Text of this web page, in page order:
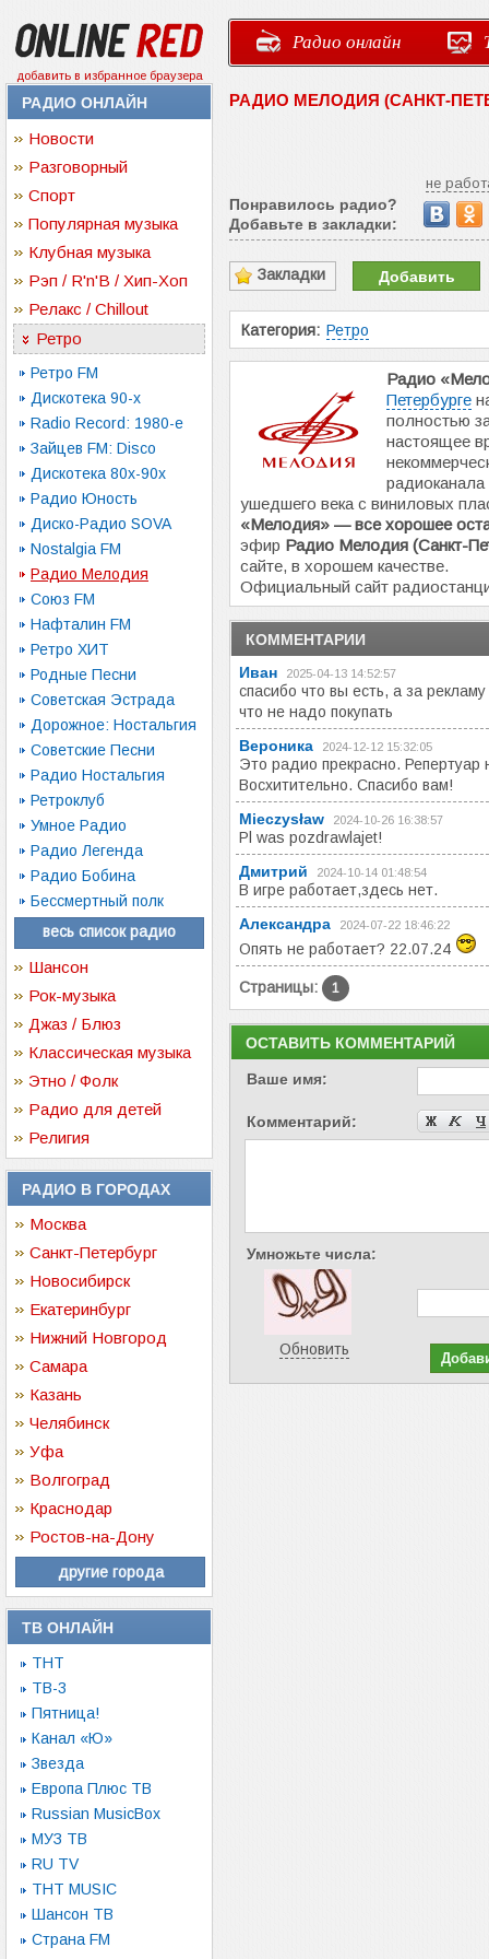
добавить в избранное браузера
Радио онлайн
РАДИО ОНЛАЙН
Новости
Разговорный
Спорт
Популярная музыка
Клубная музыка
Рэп / R'n'B / Хип-Хоп
Релакс / Chillout
Ретро
Ретро FM
Дискотека 90-х
Radio Record: 1980-e
Зайцев FM: Disco
Дискотека 80х-90х
Радио Юность
Диско-Радио SOVA
Nostalgia FM
Радио Мелодия
Союз FM
Нафталин FM
Ретро ХИТ
Родные Песни
Советская Эстрада
Дорожное: Ностальгия
Советские Песни
Радио Ностальгия
Ретроклуб
Умное Радио
Радио Легенда
Радио Бобина
Бессмертный полк
весь список радио
Шансон
Рок-музыка
Джаз / Блюз
Классическая музыка
Этно / Фолк
Радио для детей
Религия
РАДИО В ГОРОДАХ
Москва
Санкт-Петербург
Новосибирск
Екатеринбург
Нижний Новгород
Самара
Казань
Челябинск
Уфа
Волгоград
Краснодар
Ростов-на-Дону
другие города
ТВ ОНЛАЙН
ТНТ
ТВ-3
Пятница!
Канал «Ю»
Звезда
Европа Плюс ТВ
Russian MusicBox
МУЗ ТВ
RU TV
ТНТ MUSIC
Шансон ТВ
Страна FM
РАДИО МЕЛОДИЯ (САНКТ-
не
Понравилось радио?
Добавьте в закладки:
Закладки Добавить
Категория: Ретро
Радио
Петербурге
полностью
настоящее
ушедшего века с виниловых
«Мелодия» — все хорошее
эфир Радио Мелодия (Санкт-
сайте, в хорошем качестве.
Официальный сайт
КОММЕНТАРИИ
Иван
2025-04-13 14:52:57
спасибо что вы есть, а за
что не надо покупать
Вероника
2024-12-12 15:32:05
Это радио прекрасно. Репертуар
Восхитительно. Спасибо вам!
Mieczysław
2024-10-26 16:38:57
Pl was pozdrawlajet!
Дмитрий
2024-10-14 01:48:54
В игре работает,здесь нет.
Александра
2024-07-22 18:46:22
Опять не работает? 22.07.24
Страницы: 1
ОСТАВИТЬ КОММЕНТАРИЙ
Ваше имя:
Комментарий:
Умножьте числа:
Обновить